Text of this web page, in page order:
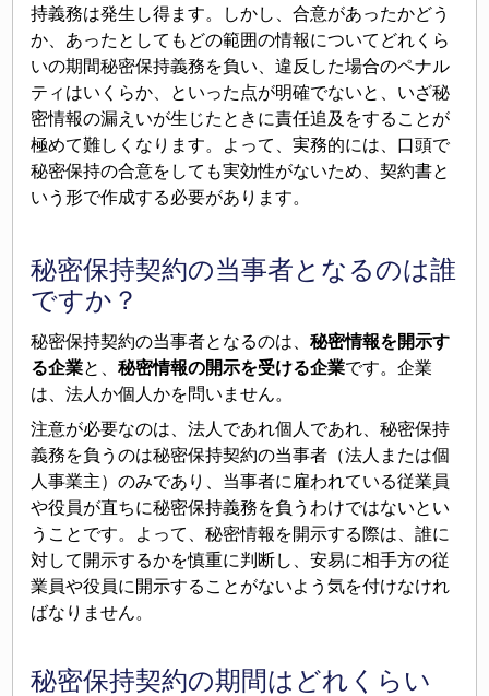
持義務は発生し得ます。しかし、合意があったかどう
か、あったとしてもどの範囲の情報についてどれくら
いの期間秘密保持義務を負い、違反した場合のペナル
ティはいくらか、といった点が明確でないと、いざ秘
密情報の漏えいが生じたときに責任追及をすることが
極めて難しくなります。よって、実務的には、口頭で
秘密保持の合意をしても実効性がないため、契約書と
いう形で作成する必要があります。
秘密保持契約の当事者となるのは誰
ですか？
秘密保持契約の当事者となるのは、秘密情報を開示す
る企業と、秘密情報の開示を受ける企業です。企業
は、法人か個人かを問いません。
注意が必要なのは、法人であれ個人であれ、秘密保持
義務を負うのは秘密保持契約の当事者（法人または個
人事業主）のみであり、当事者に雇われている従業員
や役員が直ちに秘密保持義務を負うわけではないとい
うことです。よって、秘密情報を開示する際は、誰に
対して開示するかを慎重に判断し、安易に相手方の従
業員や役員に開示することがないよう気を付けなけれ
ばなりません。
秘密保持契約の期間はどれくらい